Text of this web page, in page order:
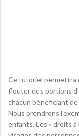
Ce tutoriel permettra
flouter des portions
chacun bénéficiant
Nous prendrons
enfants. Les « droits à